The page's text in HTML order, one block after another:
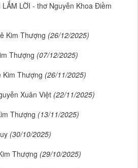
LẮM LỜI - thơ Nguyễn Khoa Điềm
Kim Thượng (26/12/2025)
Thượng (07/12/2025)
Kim Thượng (26/11/2025)
Xuân Việt (22/11/2025)
Thượng (13/11/2025)
(30/10/2025)
Thượng (29/10/2025)